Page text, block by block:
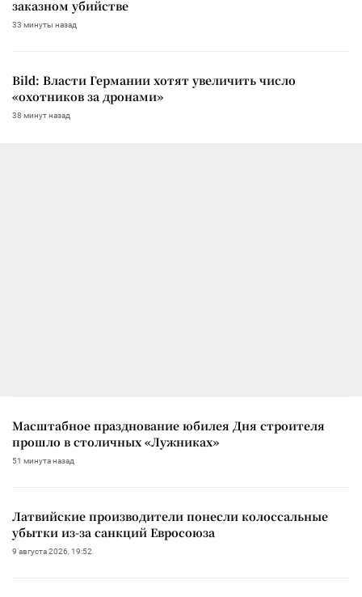
заказном убийстве
33 минуты назад
Bild: Власти Германии хотят увеличить число
«охотников за дронами»
38 минут назад
Масштабное празднование юбилея Дня строителя
прошло в столичных «Лужниках»
51 минута назад
Латвийские производители понесли колоссальные
убытки из-за санкций Евросоюза
9 августа 2026, 19:52